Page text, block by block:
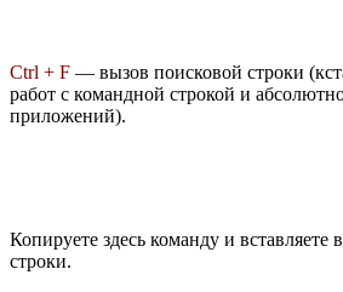
Ctrl + F — вызов поисковой строки
работ с командной строкой и
приложений).
Копируете здесь команду и вставляете
строки.